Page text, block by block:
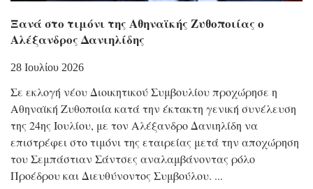
Ξανά στο τιμόνι της Αθηναϊκής Ζυθοποιίας ο
Αλέξανδρος Δανιηλίδης
28 Ιουλίου 2026
Σε εκλογή νέου Διοικητικού Συμβουλίου προχώρησε η
Αθηναϊκή Ζυθοποιία κατά την έκτακτη γενική συνέλευση
της 24ης Ιουλίου, με τον Αλέξανδρο Δανιηλίδη να
επιστρέφει στο τιμόνι της εταιρείας μετά την αποχώρηση
του Σεμπάστιαν Σάντσες αναλαμβάνοντας ρόλο
Προέδρου και Διευθύνοντος Συμβούλου.